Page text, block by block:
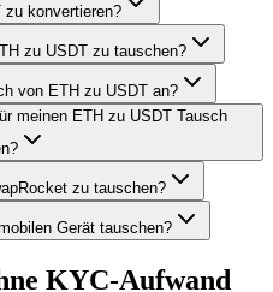
zu konvertieren?
zu USDT zu tauschen?
von ETH zu USDT an?
meinen ETH zu USDT Tausch
zu tauschen?
Gerät tauschen?
KYC-Aufwand